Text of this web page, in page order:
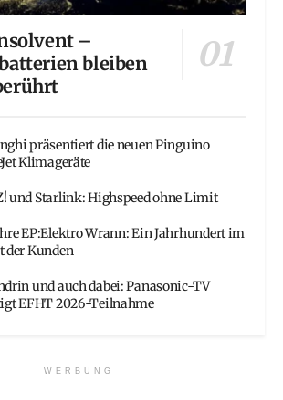
–
bleiben
präsentiert die neuen Pinguino
Klimageräte
und Starlink: Highspeed ohne Limit
EP:Elektro Wrann: Ein Jahrhundert im
der Kunden
und auch dabei: Panasonic-TV
EFHT 2026-Teilnahme
WERBUNG